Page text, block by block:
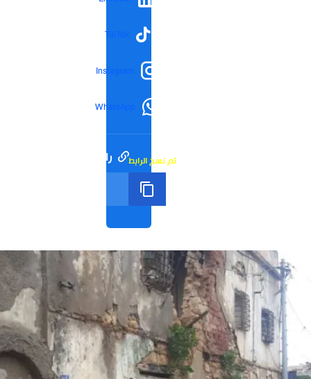
TikTok
Instagram
WhatsApp
رابط مختصر تم نسخ الرابط